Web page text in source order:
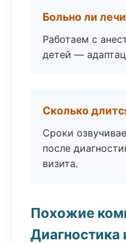
Больно ли
Работаем с
детей —
Сколько
Сроки
после
визита.
Похожие
Диагностика